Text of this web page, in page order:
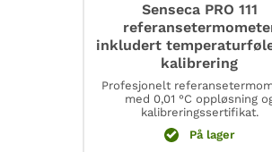
Senseca PRO 111
inkludert
kalibrering
Profesjonelt
med 0,01 °C oppløsning
kalibreringssertifikat.
På lager